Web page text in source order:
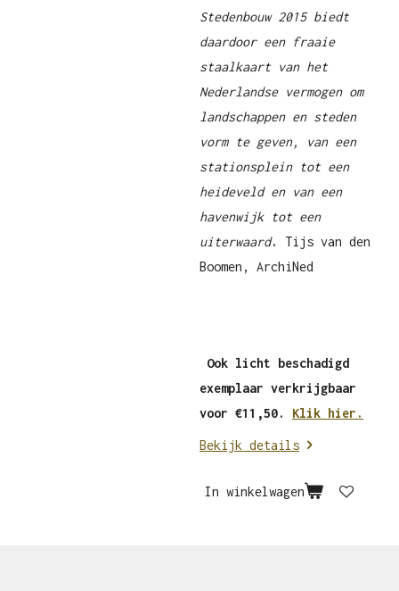
Stedenbouw 2015 biedt
daardoor een fraaie
staalkaart van het
Nederlandse vermogen om
landschappen en steden
vorm te geven, van een
stationsplein tot een
heideveld en van een
havenwijk tot een
uiterwaard.
Tijs van den
Boomen, ArchiNed
Ook licht beschadigd
exemplaar verkrijgbaar
voor €11,50.
Klik hier.
Bekijk details
In winkelwagen